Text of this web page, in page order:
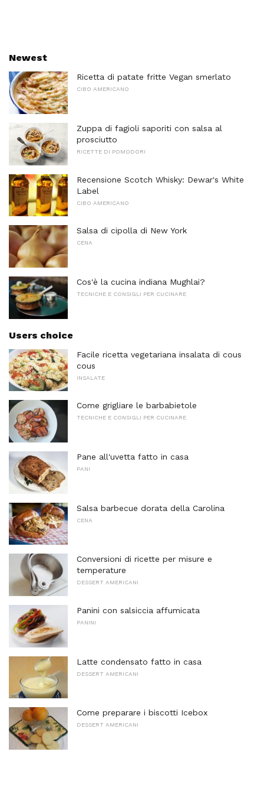
Newest
Ricetta di patate fritte Vegan smerlato
CIBO AMERICANO
Zuppa di fagioli saporiti con salsa al
prosciutto
RICETTE DI POMODORI
Recensione Scotch Whisky: Dewar's White
Label
CIBO AMERICANO
Salsa di cipolla di New York
CENA
Cos'è la cucina indiana Mughlai?
TECNICHE E CONSIGLI PER CUCINARE
Users choice
Facile ricetta vegetariana insalata di cous
cous
INSALATE
Come grigliare le barbabietole
TECNICHE E CONSIGLI PER CUCINARE
Pane all'uvetta fatto in casa
PANI
Salsa barbecue dorata della Carolina
CENA
Conversioni di ricette per misure e
temperature
DESSERT AMERICANI
Panini con salsiccia affumicata
PANINI
Latte condensato fatto in casa
DESSERT AMERICANI
Come preparare i biscotti Icebox
DESSERT AMERICANI